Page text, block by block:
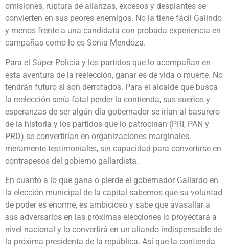
omisiones, ruptura de alianzas, excesos y desplantes se
convierten en sus peores enemigos. No la tiene fácil Galindo
y menos frente a una candidata con probada experiencia en
campañas como lo es Sonia Mendoza.
Para el Súper Policía y los partidos que lo acompañan en
esta aventura de la reelección, ganar es de vida o muerte. No
tendrán futuro si son derrotados. Para el alcalde que busca
la reelección sería fatal perder la contienda, sus sueños y
esperanzas de ser algún día gobernador se irían al basurero
de la historia y los partidos que lo patrocinan (PRI, PAN y
PRD) se convertirían en organizaciones marginales,
meramente testimoniales, sin capacidad para convertirse en
contrapesos del gobierno gallardista.
En cuanto a lo que gana o pierde el gobernador Gallardo en
la elección municipal de la capital sabemos que su voluntad
de poder es enorme, es ambicioso y sabe que avasallar a
sus adversarios en las próximas elecciones lo proyectará a
nivel nacional y lo convertirá en un aliando indispensable de
la próxima presidenta de la república. Así que la contienda